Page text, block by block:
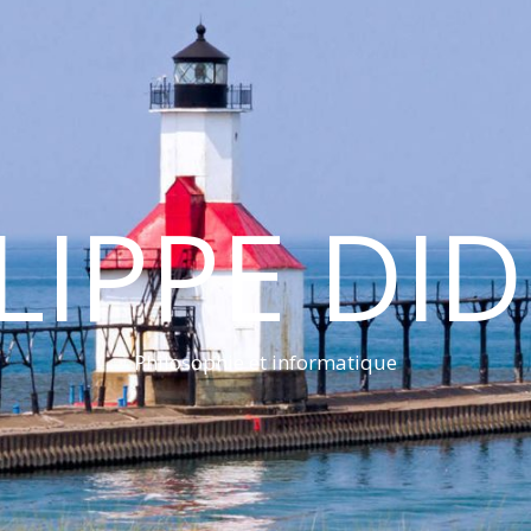
Philosophie et informatique